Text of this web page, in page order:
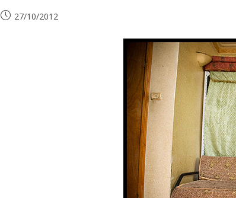
Publication
27/10/2012